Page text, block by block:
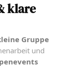
klare
Gruppe
und